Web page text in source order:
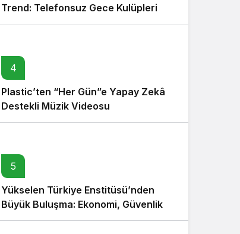
Trend: Telefonsuz Gece Kulüpleri
4
Plastic’ten “Her Gün”e Yapay Zekâ
Destekli Müzik Videosu
5
Yükselen Türkiye Enstitüsü’nden
Büyük Buluşma: Ekonomi, Güvenlik
Politikaları ve Hukuk Konferansı